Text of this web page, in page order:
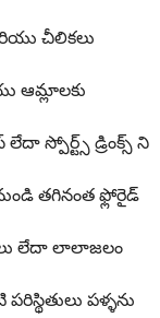
చీలికలు
ఆమ్లాలకు
స్పోర్ట్స్ డ్రింక్స్ ని
తగినంత ఫ్లోరైడ్
లేదా లాలాజలం
పళ్ళను